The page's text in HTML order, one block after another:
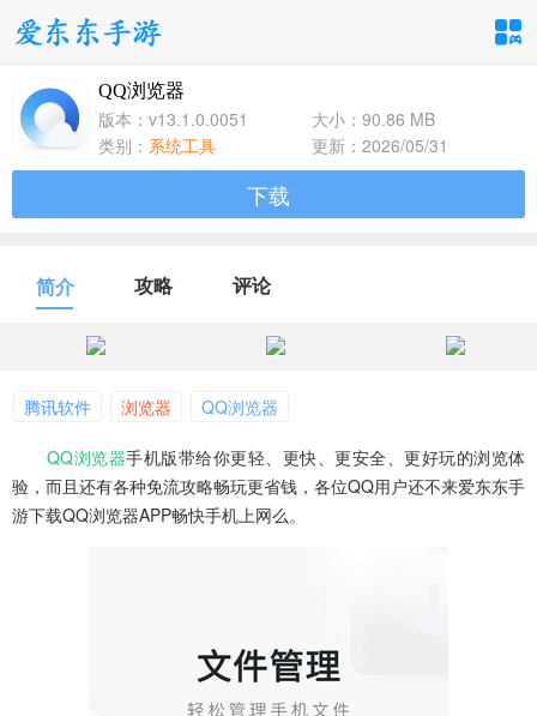
手游分类
卡牌回合
1百+款手游
1百+款手游
1百+款手游
体育竞速
冒险解谜
模拟经营
音乐舞蹈
1百+款手游
儿童教育
1百+款手游
QQ浏览器
版本：v13.1.0.0051
大小：90.86 MB
类别： 系统工具 更新：2026/05/31
下载
简介 攻略 评论
腾讯软件 浏览器 QQ浏览器
QQ浏览器手机版带给你更轻、更快、更安全、更好玩的浏览体
验，而且还有各种免流攻略畅玩更省钱，各位QQ用户还不来爱东东手
游下载QQ浏览器APP畅快手机上网么。